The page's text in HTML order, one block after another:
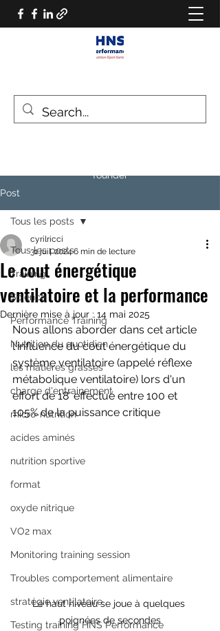
founder
Post
Tous les posts
Training
Science
Performance Training
Nutrition du quotidien
les matières grasses
charge d'entrainement
micro-nutrition
acides aminés
nutrition sportive
format
oxyde nitrique
VO2 max
Monitoring training session
Troubles comportement alimentaire
stratégie ventilatoire
Testing training HNS Performance
Tous les posts
Le cout énergétique
ventilatoire et la performance
cyrilricci
31 juil. 20246 min de lecture
Dernière mise à jour :14 mai 2025
Nous allons aborder dans cet article
l'influence du cout énergétique du
système ventilatoire (appelé réflexe
métabolique ventilatoire) lors d'un
effort de 18' effectué entre 100 et
105% de la puissance critique
Le haut niveau se joue à quelques
poignées de secondes